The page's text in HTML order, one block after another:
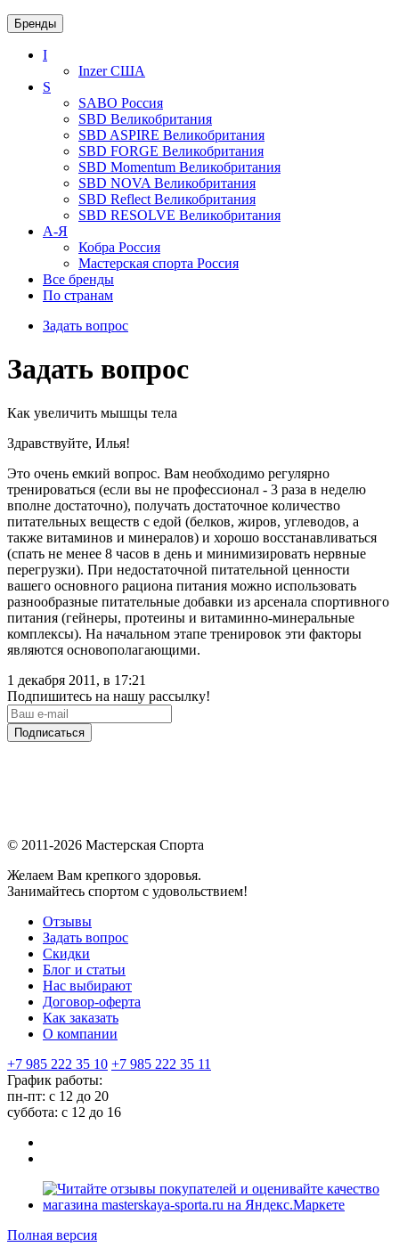
Бренды
I
InzerСША
S
SABO Россия
SBD Великобритания
SBD ASPIRE Великобритания
SBD FORGE Великобритания
SBD Momentum Великобритания
SBD NOVA Великобритания
SBD Reflect Великобритания
SBD RESOLVE Великобритания
А-Я
Кобра Россия
Мастерская спорта Россия
Все бренды
По странам
Задать вопрос
Задать вопрос
Как увеличить мышцы тела
Здравствуйте, Илья!
Это очень емкий вопрос. Вам необходимо регулярно
тренироваться (если вы не профессионал - 3 раза в неделю
вполне достаточно), получать достаточное количество
питательных веществ с едой (белков, жиров, углеводов, а
также витаминов и минералов) и хорошо восстанавливаться
(спать не менее 8 часов в день и минимизировать нервные
перегрузки). При недостаточной питательной ценности
вашего основного рациона питания можно использовать
разнообразные питательные добавки из арсенала спортивного
питания (гейнеры, протеины и витаминно-минеральные
комплексы). На начальном этапе тренировок эти факторы
являются основополагающими.
1 декабря 2011, в 17:21
Подпишитесь на нашу рассылку!
Подписаться
© 2011-2026 Мастерская Спорта
Желаем Вам крепкого здоровья.
Занимайтесь спортом с удовольствием!
Отзывы
Задать вопрос
Скидки
Блог и статьи
Нас выбирают
Договор-оферта
Как заказать
О компании
+7 985 222 35 10 +7 985 222 35 11
График работы:
пн-пт: с 12 до 20
суббота: c 12 до 16
Полная версия